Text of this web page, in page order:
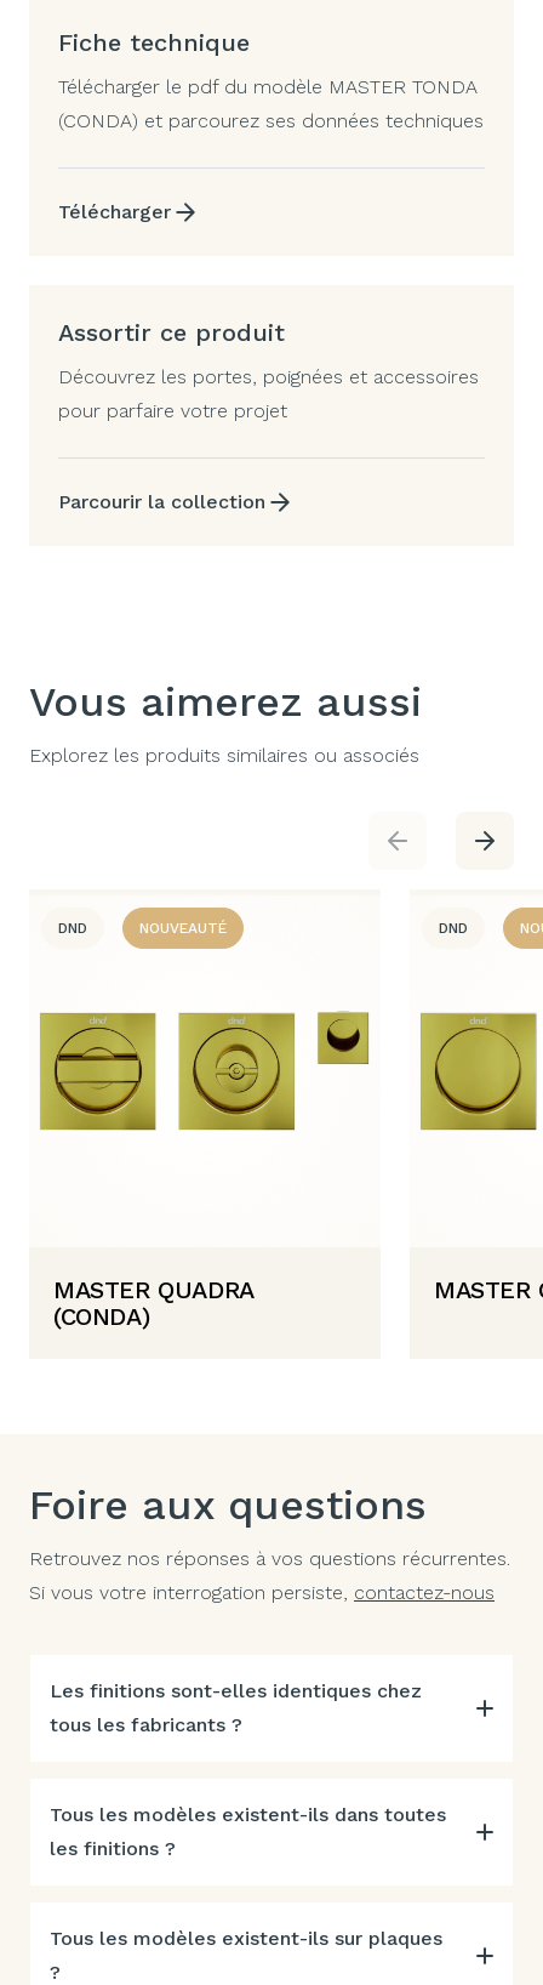
Fiche technique
Télécharger le pdf du modèle MASTER TONDA
(CONDA) et parcourez ses données techniques
Télécharger
Assortir ce produit
Découvrez les portes, poignées et accessoires
pour parfaire votre projet
Parcourir la collection
Vous aimerez aussi
Explorez les produits similaires ou associés
DND NOUVEAUTÉ
MASTER QUADRA
(CONDA)
DND
MASTER
Foire aux questions
Retrouvez nos réponses à vos questions récurrentes.
Si vous votre interrogation persiste, contactez-nous
Les finitions sont-elles identiques chez
tous les fabricants ?
Tous les modèles existent-ils dans toutes
les finitions ?
Tous les modèles existent-ils sur plaques
?